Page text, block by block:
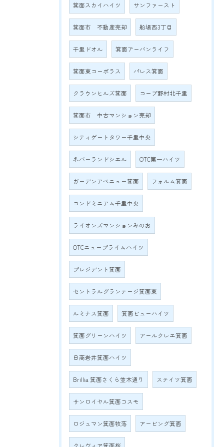
箕面スカイハイツ サンファースト
箕面市 不動産売却 船場西3丁目
千里ドオル 箕面アーバンライフ
箕面東コーポラス パレス箕面
クラウンヒルズ箕面 コープ野村北千里
箕面市 中古マンション売却
シティゲートタワー千里中央
ネバーランドシエル OTC第一ハイツ
ガーデンアベニュー箕面 フォルム箕面
コンドミニアム千里中央
ライオンズマンションみのお
OTCニュープライムハイツ
プレジデント箕面
セントラルグランテージ箕面東
ルミナス箕面 箕面ビューハイツ
箕面グリーンハイツ アールクレエ箕面
日商岩井箕面ハイツ
Brillia 箕面さくら並木通り ステイツ箕面
サンロイヤル箕面コスモ
ロジュマン箕面牧落 アービング箕面